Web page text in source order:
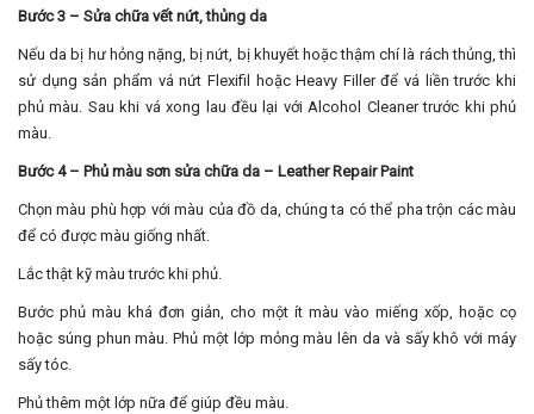
Bước 3 – Sửa chữa vết nứt, thủng da
Nếu da bị hư hỏng nặng, bị nứt, bị khuyết hoặc thậm chí là rách thủng, thì
sử dụng sản phẩm vá nứt Flexifil hoặc Heavy Filler để vá liền trước khi
phủ màu. Sau khi vá xong lau đều lại với Alcohol Cleaner trước khi phủ
màu.
Bước 4 – Phủ màu sơn sửa chữa da – Leather Repair Paint
Chọn màu phù hợp với màu của đồ da, chúng ta có thể pha trộn các màu
để có được màu giống nhất.
Lắc thật kỹ màu trước khi phủ.
Bước phủ màu khá đơn giản, cho một ít màu vào miếng xốp, hoặc cọ
hoặc súng phun màu. Phủ một lớp mỏng màu lên da và sấy khô với máy
sấy tóc.
Phủ thêm một lớp nữa để giúp đều màu.